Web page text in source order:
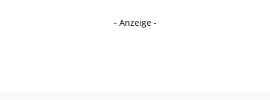
- Anzeige -